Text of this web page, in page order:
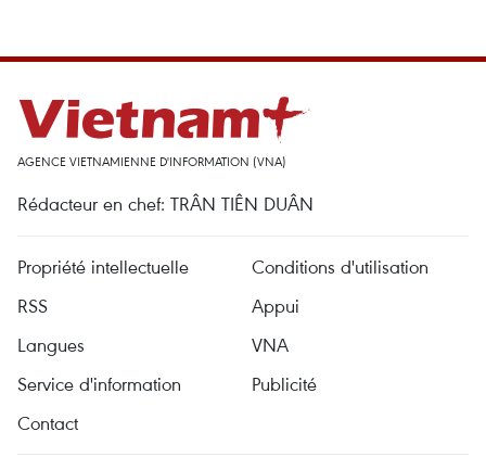
AGENCE VIETNAMIENNE D'INFORMATION (VNA)
Rédacteur en chef: TRÂN TIÊN DUÂN
Propriété intellectuelle
Conditions d'utilisation
RSS
Appui
Langues
VNA
Service d'information
Publicité
Contact